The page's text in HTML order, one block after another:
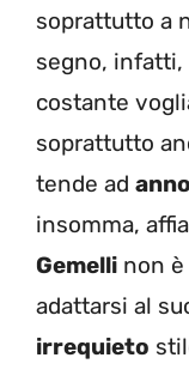
soprattutto a
segno, infatti,
costante
soprattutto
tende ad
insomma,
Gemelli non
adattarsi al
irrequieto